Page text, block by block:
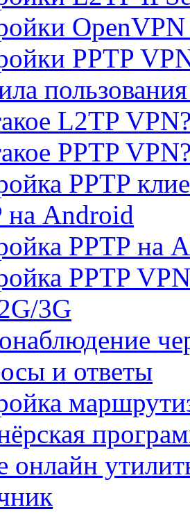
PPTP
L2TP
PPTP
PPTP
на Android
PPTP на
PPTP
3G
и ответы
онлайн